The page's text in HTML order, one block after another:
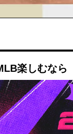
楽しむなら